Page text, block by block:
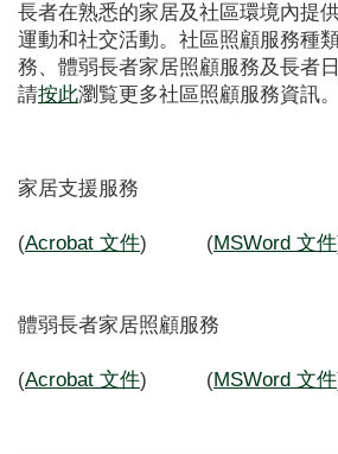
長者在熟悉的家居及社區環境內提
運動和社交活動。社區照顧服務種
務、體弱長者家居照顧服務及長者
請按此瀏覧更多社區照顧服務資訊。
家居支援服務
(Acrobat 文件) (MSWord 文件
體弱長者家居照顧服務
(Acrobat 文件) (MSWord 文件